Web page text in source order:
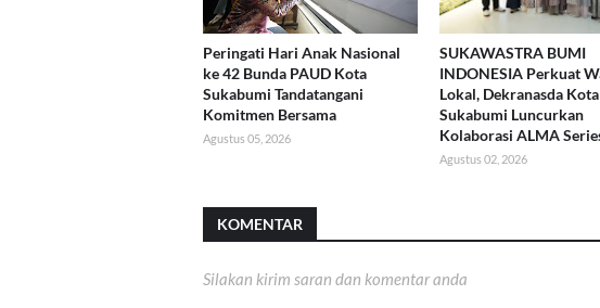
Peringati Hari Anak Nasional
ke 42 Bunda PAUD Kota
Sukabumi Tandatangani
Komitmen Bersama
Agustus 05, 2026
SUKAWASTRA BUMI
INDONESIA Perkuat
Lokal, Dekranasda Kota
Sukabumi Luncurkan
Kolaborasi ALMA
Agustus 02, 2026
KOMENTAR
Silakan kirim saran dan komentar anda